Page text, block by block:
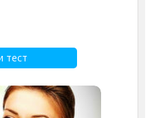
тест